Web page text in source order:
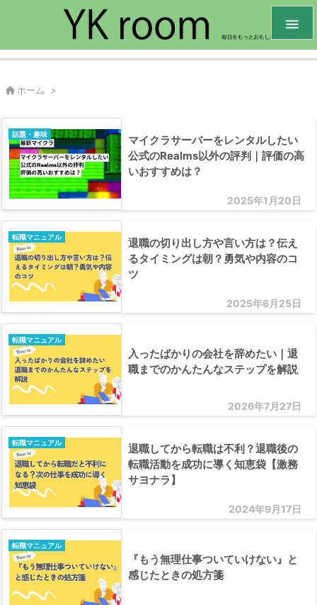

 ホーム >
2025年1月20日
話題・趣味
マイクラサーバーをレンタルしたい
公式のRealms以外の評判｜評価の高
いおすすめは？
2025年6月25日
転職マニュアル
退職の切り出し方や言い方は？伝え
るタイミングは朝？勇気や内容のコ
ツ
2026年7月27日
転職マニュアル
入ったばかりの会社を辞めたい｜退
職までのかんたんなステップを解説
2024年9月17日
転職マニュアル
退職してから転職は不利？退職後の
転職活動を成功に導く知恵袋【激務
サヨナラ】
転職マニュアル
『もう無理仕事ついていけない』と
感じたときの処方箋